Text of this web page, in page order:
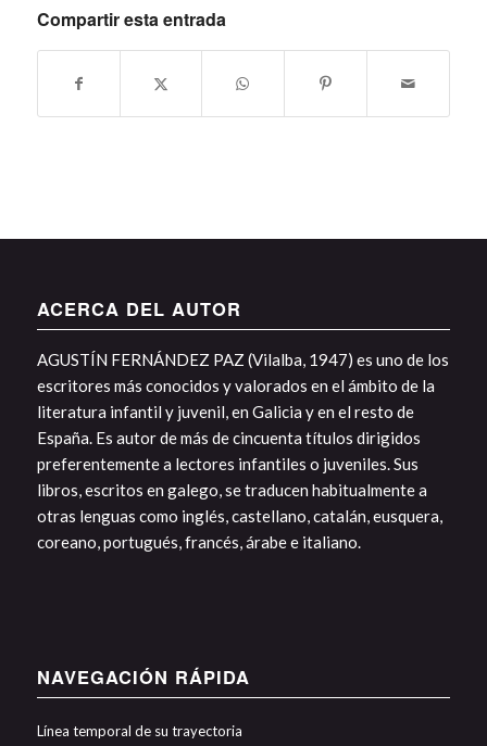
Compartir esta entrada
ACERCA DEL AUTOR
AGUSTÍN FERNÁNDEZ PAZ (Vilalba, 1947) es uno de los
escritores más conocidos y valorados en el ámbito de la
literatura infantil y juvenil, en Galicia y en el resto de
España. Es autor de más de cincuenta títulos dirigidos
preferentemente a lectores infantiles o juveniles. Sus
libros, escritos en galego, se traducen habitualmente a
otras lenguas como inglés, castellano, catalán, eusquera,
coreano, portugués, francés, árabe e italiano.
NAVEGACIÓN RÁPIDA
Línea temporal de su trayectoria